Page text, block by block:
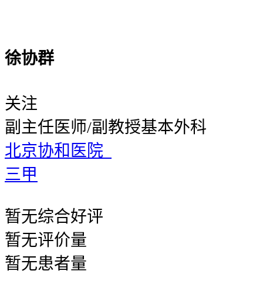
徐协群
关注
副主任医师/副教授基本外科
北京协和医院
三甲
暂无综合好评
暂无评价量
暂无患者量